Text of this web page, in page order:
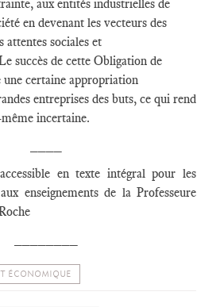
aux entités industrielles de
en devenant les vecteurs des
attentes sociales et
succès de cette Obligation de
une certaine appropriation
entreprises des buts, ce qui rend
incertaine.
en texte intégral pour les
enseignements de la Professeure
ÉCONOMIQUE